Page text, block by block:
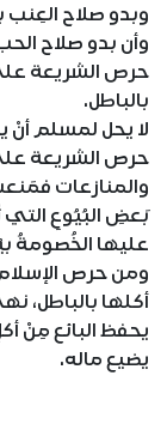
وبدو صلاح
وأن بدو صلاح
حرص الشريعة
بالباطل.
لا يحل لمسلم أنْ
حرص الشريعة
والمنازعات
بَعضِ البُيُوعِ التي
عليها الخُصومةُ
ومن حرص
أكلها بالباطل،
يحفظ البائع مِنْ
يضيع ماله.